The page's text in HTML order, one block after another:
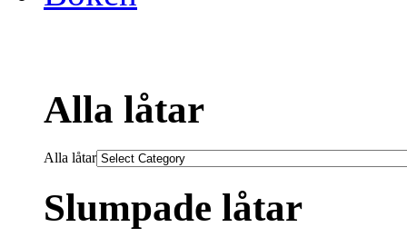
Alla låtar
Alla låtar
Slumpade låtar